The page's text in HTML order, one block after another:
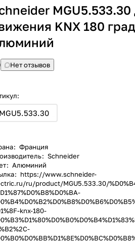
MGU5.533.30
KNX 180
Нет отзывов
MGU5.533.30
: Франция
: Schneider
: Алюминий
: https://www.schneider-
ru/product/MGU5.533.30/
knx-180-